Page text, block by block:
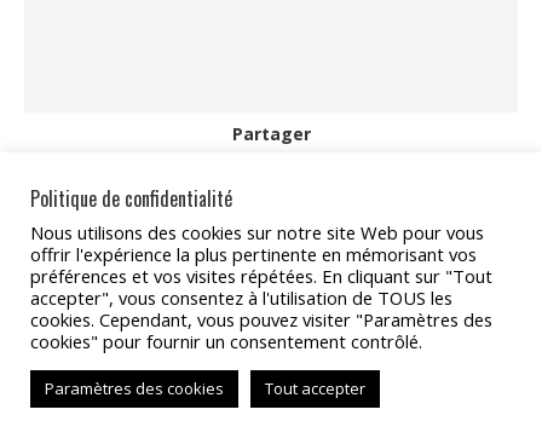
Partager
Partager
sur
Facebook
Partager
sur
X
sur
Pinterest
sur
LinkedIn
sur
WhatsApp
Copyright 2022 - TAT Services
BAS
Politique de confidentialité
Nous utilisons des cookies sur notre site Web pour vous
offrir l'expérience la plus pertinente en mémorisant vos
préférences et vos visites répétées. En cliquant sur "Tout
accepter", vous consentez à l'utilisation de TOUS les
cookies. Cependant, vous pouvez visiter "Paramètres des
cookies" pour fournir un consentement contrôlé.
Paramètres des cookies Tout accepter